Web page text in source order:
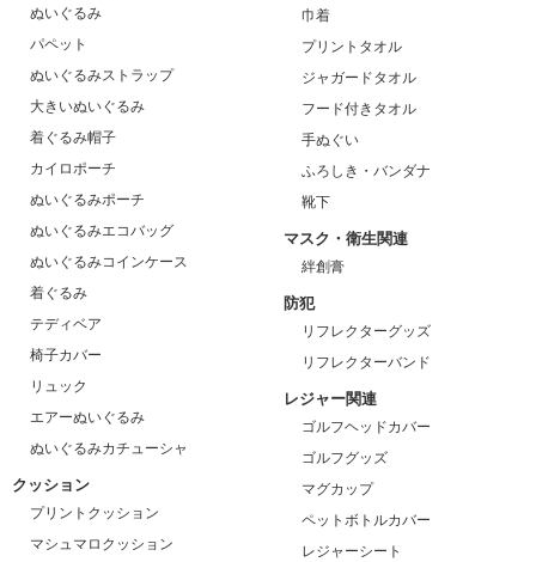
ぬいぐるみ
パペット
ぬいぐるみストラップ
大きいぬいぐるみ
着ぐるみ帽子
カイロポーチ
ぬいぐるみポーチ
ぬいぐるみエコバッグ
ぬいぐるみコインケース
着ぐるみ
テディベア
椅子カバー
リュック
エアーぬいぐるみ
ぬいぐるみカチューシャ
クッション
プリントクッション
マシュマロクッション
巾着
プリントタオル
ジャガードタオル
フード付きタオル
手ぬぐい
ふろしき・バンダナ
靴下
マスク・衛生関連
絆創膏
防犯
リフレクターグッズ
リフレクターバンド
レジャー関連
ゴルフヘッドカバー
ゴルフグッズ
マグカップ
ペットボトルカバー
レジャーシート